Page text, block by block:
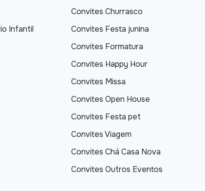
Convites Churrasco
Infantil
Convites Festa junina
Convites Formatura
Convites Happy Hour
Convites Missa
Convites Open House
Convites Festa pet
Convites Viagem
Convites Chá Casa Nova
Convites Outros Eventos